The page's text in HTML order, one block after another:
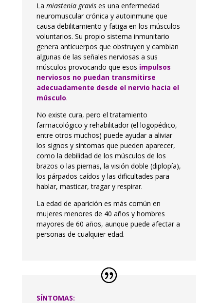
La miastenia gravises una enfermedad
neuromuscular crónica y autoinmune que
causa debilitamiento y fatiga en los músculos
voluntarios. Su propio sistema inmunitario
genera anticuerpos que obstruyen y cambian
algunas de las señales nerviosas a sus
músculos provocando que esos impulsos
nerviosos no puedan transmitirse
adecuadamente desde el nervio hacia el
músculo.
No existe cura, pero el tratamiento
farmacológico y rehabilitador (el logopédico,
entre otros muchos) puede ayudar a aliviar
los signos y síntomas que pueden aparecer,
como la debilidad de los músculos de los
brazos o las piernas, la visión doble (diplopía),
los párpados caídos y las dificultades para
hablar, masticar, tragar y respirar.
La edad de aparición es más común en
mujeres menores de 40 años y hombres
mayores de 60 años, aunque puede afectar a
personas de cualquier edad.
SÍNTOMAS: